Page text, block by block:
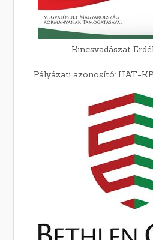
Kincsvadászat
Pályázati azonosító: HAT-